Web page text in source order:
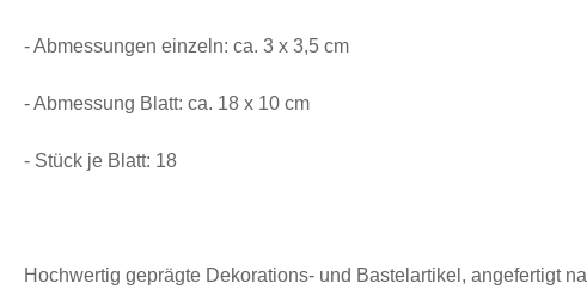
- Abmessungen einzeln: ca. 3 x 3,5 cm
- Abmessung Blatt: ca. 18 x 10 cm
- Stück je Blatt: 18
Hochwertig geprägte Dekorations- und Bastelartikel, angefertigt